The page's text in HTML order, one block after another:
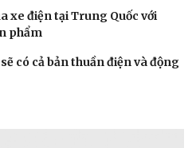
xe điện tại Trung Quốc với
phẩm
có cả bản thuần điện và động